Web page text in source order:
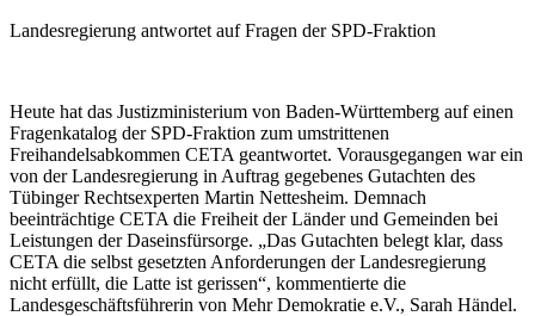
Landesregierung antwortet auf Fragen der SPD-Fraktion
Heute hat das Justizministerium von Baden-Württemberg auf einen
Fragenkatalog der SPD-Fraktion zum umstrittenen
Freihandelsabkommen CETA geantwortet. Vorausgegangen war ein
von der Landesregierung in Auftrag gegebenes Gutachten des
Tübinger Rechtsexperten Martin Nettesheim. Demnach
beeinträchtige CETA die Freiheit der Länder und Gemeinden bei
Leistungen der Daseinsfürsorge. „Das Gutachten belegt klar, dass
CETA die selbst gesetzten Anforderungen der Landesregierung
nicht erfüllt, die Latte ist gerissen“, kommentierte die
Landesgeschäftsführerin von Mehr Demokratie e.V., Sarah Händel.